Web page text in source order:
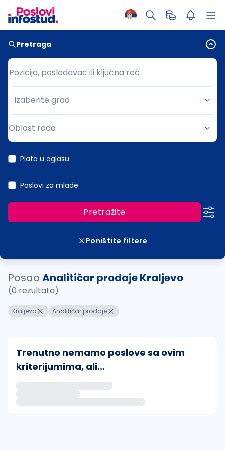
Pretraga
Pozicija, poslodavac ili ključna reč
Pozicija, poslodavac ili ključna reč
Grad
Izaberite grad
Oblast rada
Plata u oglasu
Poslovi za mlade
Pretražite
Poništite filtere
Posao Analitičar prodaje Kraljevo
(0 rezultata)
Kraljevo Analitičar prodaje
Trenutno nemamo poslove sa ovim
kriterijumima, ali...